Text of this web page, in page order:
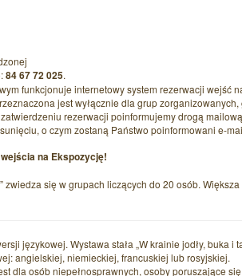
84 67 72 025.
funkcjonuje internetowy system rezerwacji wejść
jest wyłącznie dla grup
rezerwacji poinformujemy drogą
o czym zostaną Państwo poinformowani e-
na Ekspozycję!
zwiedza się w grupach liczących do 20 osób.
językowej. Wystawa stała „W krainie jodły, buka
angielskiej, niemieckiej, francuskiej lub rosyjskiej.
dla osób niepełnosprawnych, osoby poruszające